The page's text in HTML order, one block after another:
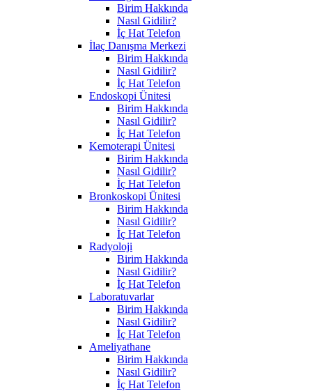
Birim Hakkında
Nasıl Gidilir?
İç Hat Telefon
İlaç Danışma Merkezi
Birim Hakkında
Nasıl Gidilir?
İç Hat Telefon
Endoskopi Ünitesi
Birim Hakkında
Nasıl Gidilir?
İç Hat Telefon
Kemoterapi Ünitesi
Birim Hakkında
Nasıl Gidilir?
İç Hat Telefon
Bronkoskopi Ünitesi
Birim Hakkında
Nasıl Gidilir?
İç Hat Telefon
Radyoloji
Birim Hakkında
Nasıl Gidilir?
İç Hat Telefon
Laboratuvarlar
Birim Hakkında
Nasıl Gidilir?
İç Hat Telefon
Ameliyathane
Birim Hakkında
Nasıl Gidilir?
İç Hat Telefon